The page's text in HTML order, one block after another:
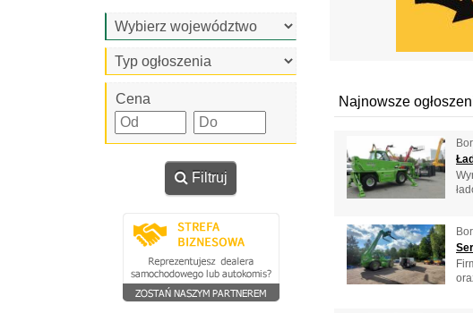
Cena
Filtruj
Najnowsze